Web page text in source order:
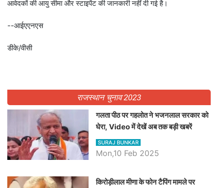
आवेदकों की आयु सीमा और स्टाइपेंट की जानकारी नहीं दी गई है।
--आईएएनएस
डीके/वीसी
राजस्थान चुनाव 2023
गलता पीठ पर गहलोत ने भजनलाल सरकार को
घेरा, Video में देखें अब तक बड़ी खबरें
SURAJ BUNKAR
Mon,10 Feb 2025
किरोड़ीलाल मीणा के फोन टैपिंग मामले पर